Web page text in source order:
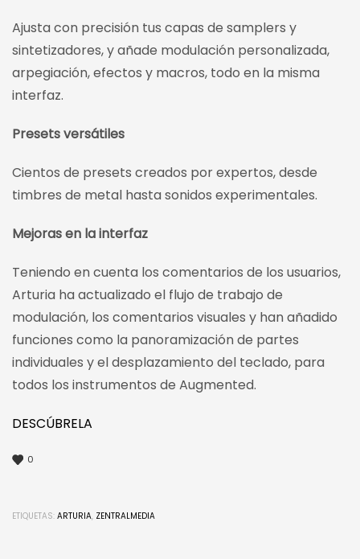
Ajusta con precisión tus capas de samplers y
sintetizadores, y añade modulación personalizada,
arpegiación, efectos y macros, todo en la misma
interfaz.
Presets versátiles
Cientos de presets creados por expertos, desde
timbres de metal hasta sonidos experimentales.
Mejoras en la interfaz
Teniendo en cuenta los comentarios de los usuarios,
Arturia ha actualizado el flujo de trabajo de
modulación, los comentarios visuales y han añadido
funciones como la panoramización de partes
individuales y el desplazamiento del teclado, para
todos los instrumentos de Augmented.
DESCÚBRELA
0
ETIQUETAS: ARTURIA, ZENTRALMEDIA